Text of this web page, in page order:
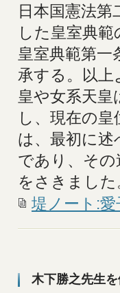
日本国憲法
した皇室典
皇室典範第一
承する。以上
皇や女系天
し、現在の
は、最初に
であり、そ
をさきました
堤ノート:
木下勝之先生